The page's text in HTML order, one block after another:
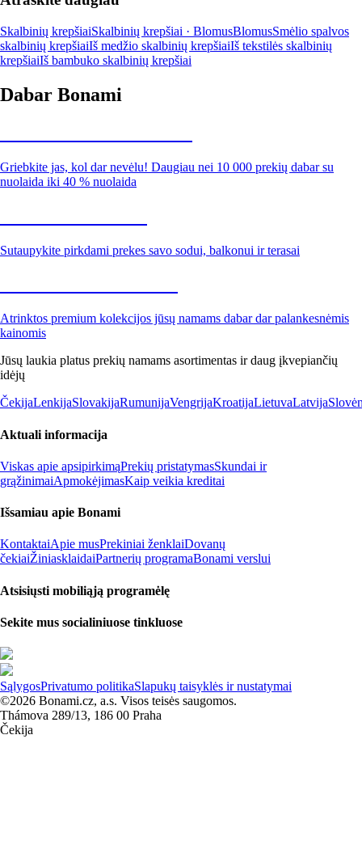
Skalbinių krepšiaiSkalbinių krepšiai · BlomusBlomusSmėlio spalvos
skalbinių krepšiaiIš medžio skalbinių krepšiaiIš tekstilės skalbinių
krepšiaiIš bambuko skalbinių krepšiai
Dabar Bonami
Griebkite jas, kol dar nevėlu! Daugiau nei 10 000 prekių dabar su
nuolaida iki 40 % nuolaida
Sutaupykite pirkdami prekes savo sodui, balkonui ir terasai
Atrinktos premium kolekcijos jūsų namams dabar dar palankesnėmis
kainomis
Jūsų laukia platus prekių namams asortimentas ir daug įkvepiančių
idėjų
ČekijaLenkijaSlovakijaRumunijaVengrijaKroatijaLietuvaLatvija
Aktuali informacija
Viskas apie apsipirkimąPrekių pristatymasSkundai ir
grąžinimaiApmokėjimasKaip veikia kreditai
Išsamiau apie Bonami
KontaktaiApie musPrekiniai ženklaiDovanų
čekiaiŽiniasklaidaiPartnerių programaBonami verslui
Atsisiųsti mobiliąją programėlę
Sekite mus socialiniuose tinkluose
SąlygosPrivatumo politikaSlapukų taisyklės ir nustatymai
©2026 Bonami.cz, a.s. Visos teisės saugomos.
Thámova 289/13, 186 00 Praha
Čekija